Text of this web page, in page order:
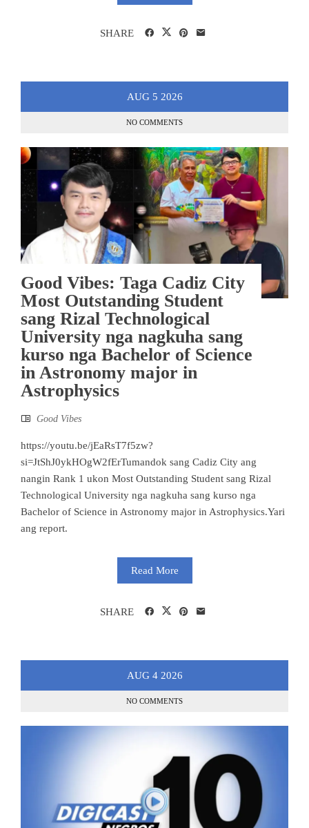
SHARE
AUG 5 2026
NO COMMENTS
Good Vibes: Taga Cadiz City
Most Outstanding Student
sang Rizal Technological
University nga nagkuha sang
kurso nga Bachelor of Science
in Astronomy major in
Astrophysics
Good Vibes
https://youtu.be/jEaRsT7f5zw?
si=JtShJ0ykHOgW2fErTumandok sang Cadiz City ang
nangin Rank 1 ukon Most Outstanding Student sang Rizal
Technological University nga nagkuha sang kurso nga
Bachelor of Science in Astronomy major in Astrophysics.Yari
ang report.
Read More
SHARE
AUG 4 2026
NO COMMENTS